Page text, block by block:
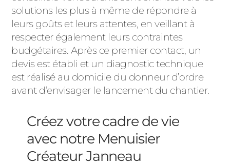
solutions les plus à même de répondre à
leurs goûts et leurs attentes, en veillant à
respecter également leurs contraintes
budgétaires. Après ce premier contact, un
devis est établi et un diagnostic technique
est réalisé au domicile du donneur d’ordre
avant d’envisager le lancement du chantier.
Créez votre cadre de vie
avec notre Menuisier
Créateur Janneau